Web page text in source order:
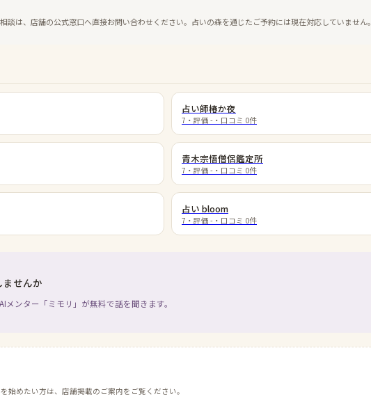
談は、店舗の公式窓口へ直接お問い合わせください。占いの森を通じたご予約には現在対応していません。
占い師椿か夜
7 ・評価 - ・口コミ 0件
青木宗悟僧侶鑑定所
7 ・評価 - ・口コミ 0件
占い bloom
7 ・評価 - ・口コミ 0件
ませんか
ンター「ミモリ」が無料で話を聞きます。
始めたい方は、店舗掲載のご案内をご覧ください。